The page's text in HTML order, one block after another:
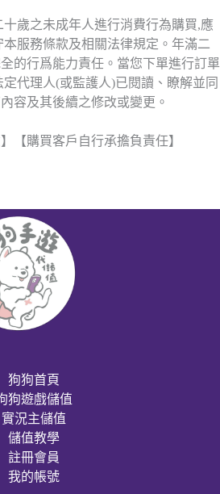
歲之未成年人進行消費行為購買,應
服務條款及相關法律規定。年滿二
的行爲能力責任。當您下單進行訂單
代理人(或監護人)已閱讀、瞭解並同
容及其後續之修改或變更。
【購買客戶自行承擔負責任】
狗狗首頁
狗遊戲儲值
實況主儲值
儲值教學
註冊會員
我的帳號